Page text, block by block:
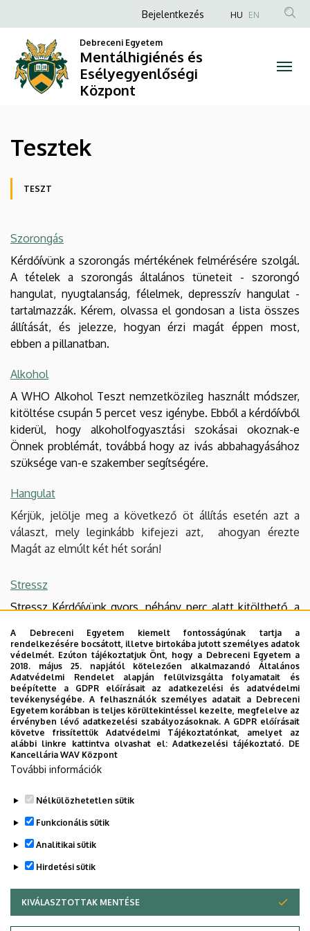
Mentálhigiénés
Központ
a
tartalomra
Anonim
fiók
menüje
Bejelentkezés HU EN
Debreceni Egyetem
Mentálhigiénés és
Esélyegyenlőségi
Központ
Tesztek
Oldalmenü
TESZT
Szorongás
Kérdőívünk a szorongás mértékének felmérésére szolgál.
A tételek a szorongás általános tüneteit - szorongó
hangulat, nyugtalanság, félelmek, depresszív hangulat -
tartalmazzák. Kérem, olvassa el gondosan a lista összes
állítását, és jelezze, hogyan érzi magát éppen most,
ebben a pillanatban.
Alkohol
A WHO Alkohol Teszt nemzetközileg használt módszer,
kitöltése csupán 5 percet vesz igénybe. Ebből a kérdőívből
kiderül, hogy alkoholfogyasztási szokásai okoznak-e
Önnek problémát, továbbá hogy az ivás abbahagyásához
szüksége van-e szakember segítségére.
Hangulat
Kérjük, jelölje meg a következő öt állítás esetén azt a
választ, mely leginkább kifejezi azt, ahogyan érezte
Magát az elmúlt két hét során!
Stressz
Stressz Kérdőívünk gyors, néhány perc alatt kitölthető, a
mérőeszköz. Segítségével feltérképezhetővé válnak
stresszforrásai és megküzdési mechanizmusai.
Depresszió
Lehangolt? Semmihez sincs kedve? Kérdőívünk a
depressziós tünetegyüttes súlyosságának egyik
legmegbízhatóbb mérési eszköze. Az alábbi állítások a
depresszió általános tüneteit tartalmazzák, ha szeretne
pontos képet kapni lelki állapotáról, töltse ki az alábbi
tesztet.
Legutóbbi frissítés: 2026. 07. 14. 08:35
A Debreceni Egyetem kiemelt fontosságúnak tartja a
rendelkezésére bocsátott, illetve birtokába jutott személyes adatok
védelmét. Ezúton tájékoztatjuk Önt, hogy a Debreceni Egyetem a
2018. május 25. napjától kötelezően alkalmazandó Általános
Adatvédelmi Rendelet alapján felülvizsgálta folyamatait és
beépítette a GDPR előírásait az adatkezelési és adatvédelmi
tevékenységébe. A felhasználók személyes adatait a Debreceni
Egyetem korábban is teljes körültekintéssel kezelte, megfelelve az
érvényben lévő adatkezelési szabályozásoknak. A GDPR előírásait
követve frissítettük Adatvédelmi Tájékoztatónkat, amelyet az
alábbi linkre kattintva olvashat el:Adatkezelési tájékoztató. DE
Kancellária WAV Központ
További információk
Nélkülözhetetlen sütik
Funkcionális sütik
Analitikai sütik
Hirdetési sütik
KIVÁLASZTOTTAK MENTÉSE
WITHDRAW CONSENT